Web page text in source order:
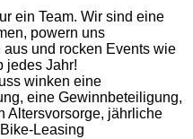
ein Team. Wir sind eine
powern uns
und rocken Events wie
jedes Jahr!
winken eine
eine Gewinnbeteiligung,
Altersvorsorge, jährliche
Leasing